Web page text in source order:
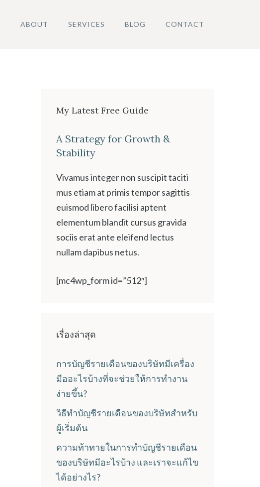
ABOUT SERVICES BLOG CONTACT
My Latest Free Guide
A Strategy for Growth &
Stability
Vivamus integer non suscipit taciti
mus etiam at primis tempor sagittis
euismod libero facilisi aptent
elementum blandit cursus gravida
sociis erat ante eleifend lectus
nullam dapibus netus.
[mc4wp_form id=”512″]
เรื่องล่าสุด
การบัญชีรายเดือนของบริษัทมีเครื่อง
มืออะไรบ้างที่จะช่วยให้การทำงาน
ง่ายขึ้น?
วิธีทำบัญชีรายเดือนของบริษัทสำหรับ
ผู้เริ่มต้น
ความท้าทายในการทำบัญชีรายเดือน
ของบริษัทมีอะไรบ้าง และเราจะแก้ไข
ได้อย่างไร?